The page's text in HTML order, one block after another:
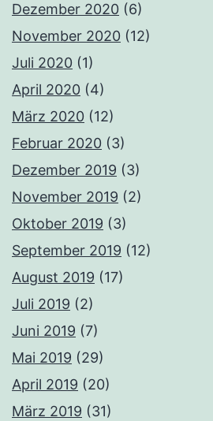
Dezember 2020 (6)
November 2020 (12)
Juli 2020 (1)
April 2020 (4)
März 2020 (12)
Februar 2020 (3)
Dezember 2019 (3)
November 2019 (2)
Oktober 2019 (3)
September 2019 (12)
August 2019 (17)
Juli 2019 (2)
Juni 2019 (7)
Mai 2019 (29)
April 2019 (20)
März 2019 (31)